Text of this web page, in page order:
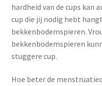
hardheid van de cups kan
cup die jij nodig hebt
bekkenbodemspieren.
bekkenbodemspieren
stuggere cup.
Hoe beter de